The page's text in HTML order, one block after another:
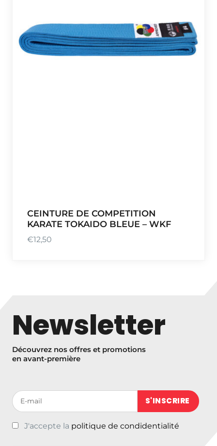
4
8
,
CEINTURE DE COMPETITION
KARATE TOKAIDO BLEUE – WKF
€12,50
Newsletter
Découvrez nos offres et promotions
en avant-première
Votre adresse de messagerie (obligatoire)
J'accepte la politique de condidentialité